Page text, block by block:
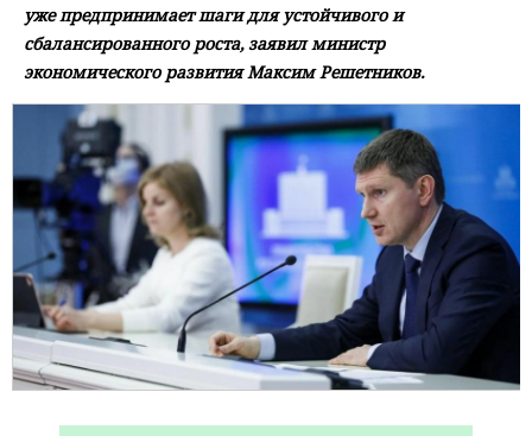
уже предпринимает шаги для устойчивого и
сбалансированного роста, заявил министр
экономического развития Максим Решетников.